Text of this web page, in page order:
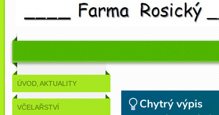
ÚVOD‚ AKTUALITY
VČELAŘSTVÍ